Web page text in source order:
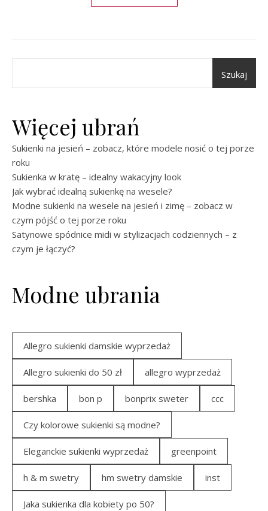
Szukaj
Więcej ubrań
Sukienki na jesień – zobacz, które modele nosić o tej porze
roku
Sukienka w kratę – idealny wakacyjny look
Jak wybrać idealną sukienkę na wesele?
Modne sukienki na wesele na jesień i zimę – zobacz w
czym pójść o tej porze roku
Satynowe spódnice midi w stylizacjach codziennych – z
czym je łączyć?
Modne ubrania
Allegro sukienki damskie wyprzedaż
Allegro sukienki do 50 zł allegro wyprzedaż
bershka bon p bonprix sweter ccc
Czy kolorowe sukienki są modne?
Eleganckie sukienki wyprzedaż greenpoint
h & m swetry hm swetry damskie inst
Jaka sukienka dla kobiety po 50?